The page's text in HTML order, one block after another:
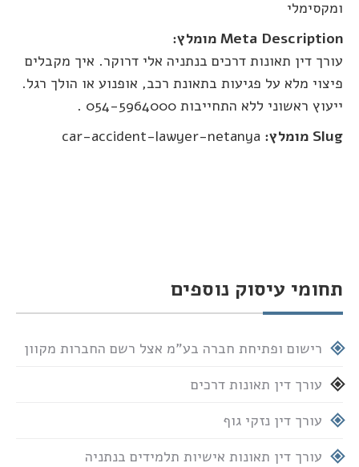
ומקסימלי
Meta Description מומלץ:
עורך דין תאונות דרכים בנתניה אלי דרוקר. איך מקבלים
פיצוי מלא על פגיעות בתאונת רכב, אופנוע או הולך רגל.
ייעוץ ראשוני ללא התחייבות 054-5964000 .
Slug מומלץ:
תחומי עיסוק נוספים
רישום ופתיחת חברה בע"מ אצל רשם החברות מקוון
עורך דין תאונות דרכים
עורך דין נזקי גוף
עורך דין תאונות אישיות תלמידים בנתניה